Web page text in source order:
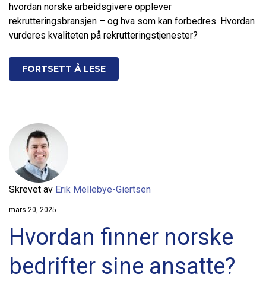
hvordan norske arbeidsgivere opplever
rekrutteringsbransjen – og hva som kan forbedres. Hvordan
vurderes kvaliteten på rekrutteringstjenester?
FORTSETT Å LESE
Skrevet av Erik Mellebye-Giertsen
mars 20, 2025
Hvordan finner norske
bedrifter sine ansatte?